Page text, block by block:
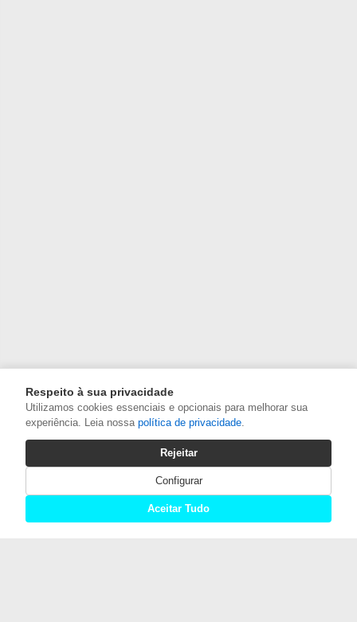
Respeito à sua privacidade
Utilizamos cookies essenciais e opcionais para melhorar sua
experiência. Leia nossa política de privacidade.
Rejeitar
Configurar
Aceitar Tudo